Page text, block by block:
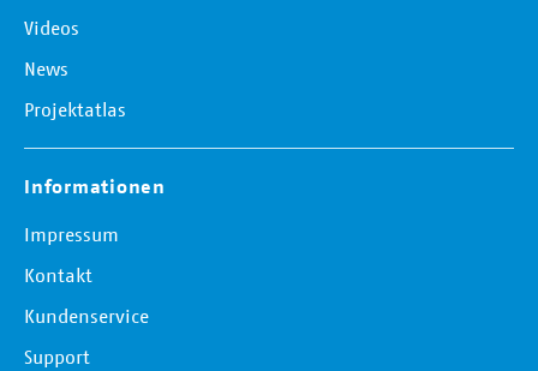
Videos
News
Projektatlas
Informationen
Impressum
Kontakt
Kundenservice
Support